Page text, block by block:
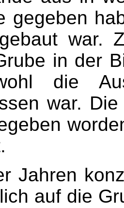
gegeben
war.
in der
die
war.
Jahren
auf die